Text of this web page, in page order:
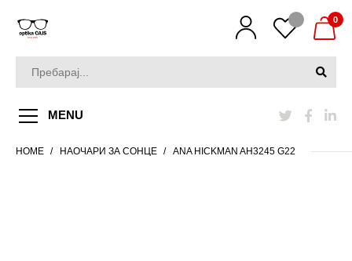
0
MENU
HOME НАОЧАРИ ЗА СОНЦЕ ANA HICKMAN AH3245 G22